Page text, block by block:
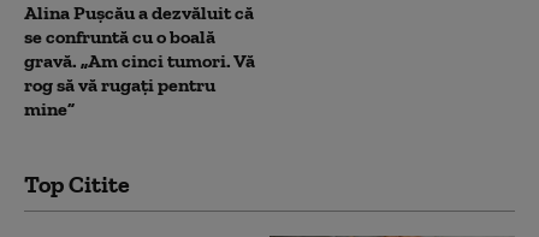
Alina Pușcău a dezvăluit că
se confruntă cu o boală
gravă. „Am cinci tumori. Vă
rog să vă rugați pentru
mine”
Top Citite